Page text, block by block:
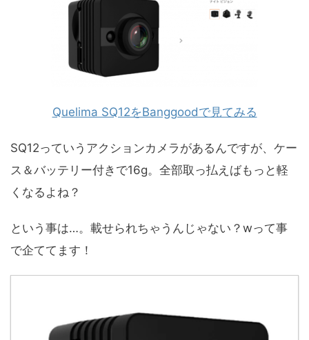
Quelima SQ12をBanggoodで見てみる
SQ12っていうアクションカメラがあるんですが、ケー
ス＆バッテリー付きで16g。全部取っ払えばもっと軽
くなるよね？
という事は…。載せられちゃうんじゃない？wって事
で企ててます！